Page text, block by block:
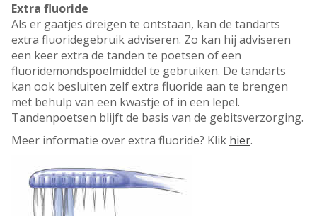
Extra fluoride
Als er gaatjes dreigen te ontstaan, kan de tandarts
extra fluoridegebruik adviseren. Zo kan hij adviseren
een keer extra de tanden te poetsen of een
fluoridemondspoelmiddel te gebruiken. De tandarts
kan ook besluiten zelf extra fluoride aan te brengen
met behulp van een kwastje of in een lepel.
Tandenpoetsen blijft de basis van de gebitsverzorging.
Meer informatie over extra fluoride? Klik hier.